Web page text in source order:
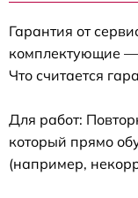
Гарантия от
комплектующие —
Что считается
Для работ:
который прямо
(например,